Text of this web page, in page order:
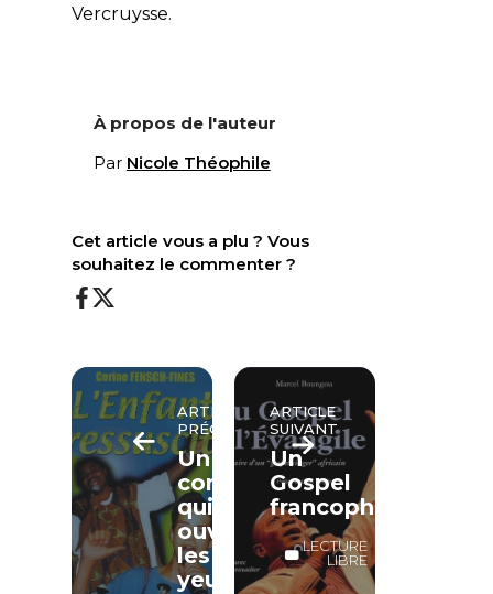
Vercruysse.
À propos de l'auteur
Par Nicole Théophile
Cet article vous a plu ? Vous
souhaitez le commenter ?
ARTICLE
PRÉCÉDENT
Un
concert
qui
ouvre
les
yeux*
ARTICLE
SUIVANT
Un
Gospel
francophone*
LECTURE
LIBRE